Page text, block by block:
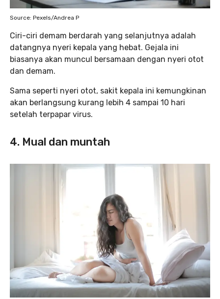
Source: Pexels/Andrea P
Ciri-ciri demam berdarah yang selanjutnya adalah
datangnya nyeri kepala yang hebat. Gejala ini
biasanya akan muncul bersamaan dengan nyeri otot
dan demam.
Sama seperti nyeri otot, sakit kepala ini kemungkinan
akan berlangsung kurang lebih 4 sampai 10 hari
setelah terpapar virus.
4. Mual dan muntah